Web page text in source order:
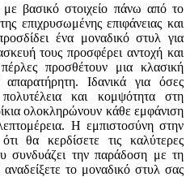
βασικό στοιχείο πάνω από το
επιχρυσωμένης επιφάνειας και
ένα μοναδικό στυλ για
τους προσφέρει αντοχή και
προσθέτουν μια κλασική
Ιδανικά για όσες
και κομψότητα στη
ολοκληρώνουν κάθε εμφάνιση
Η εμπιστοσύνη στην
θα κερδίσετε τις καλύτερες
συνδυάζει την παράδοση με τη
το μοναδικό στυλ σας